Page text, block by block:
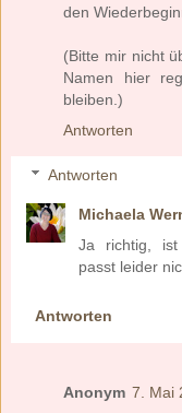
den
(Bitte mir nicht
Namen hier
bleiben.)
Antworten
Antworten
Michaela
Ja richtig, ist
passt leider
Antworten
Anonym 7. Mai